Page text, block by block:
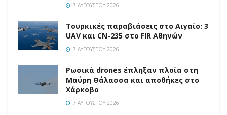
7 ΑΥΓΟΎΣΤΟΥ 2026
Τουρκικές παραβιάσεις στο Αιγαίο: 3
UAV και CN-235 στο FIR Αθηνών
7 ΑΥΓΟΎΣΤΟΥ 2026
Ρωσικά drones έπληξαν πλοία στη
Μαύρη Θάλασσα και αποθήκες στο
Χάρκοβο
7 ΑΥΓΟΎΣΤΟΥ 2026